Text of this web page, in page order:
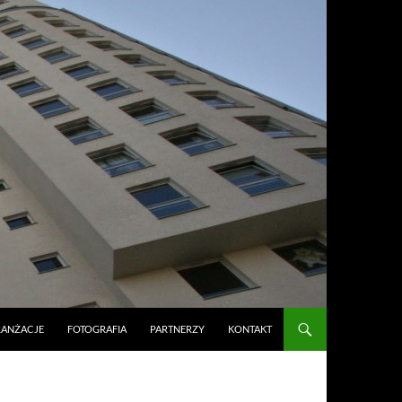
FOTOGRAFIA PARTNERZY KONTAKT